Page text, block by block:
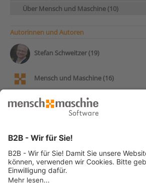
Über Mensch und Maschine (10)
Autorinnen und Autoren
Stefan Schweitzer (19)
Mensch und Maschine (16)
Andy Pohl (14)
Patrick Stumpf (12)
Pascal Ricardo Klammer (11)